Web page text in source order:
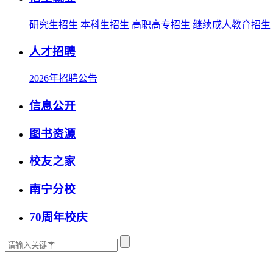
研究生招生 本科生招生 高职高专招生 继续成人教育招生
人才招聘
2026年招聘公告
信息公开
图书资源
校友之家
南宁分校
70周年校庆